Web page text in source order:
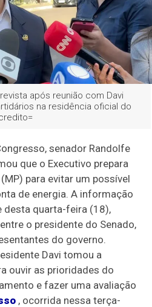
após reunião com Davi
na residência oficial do
senador Randolfe
que o Executivo prepara
para evitar um possível
de energia. A informação
quarta-feira (18),
o presidente do Senado,
do governo.
Davi tomou a
ouvir as prioridades do
e fazer uma avaliação
, ocorrida nessa terça-